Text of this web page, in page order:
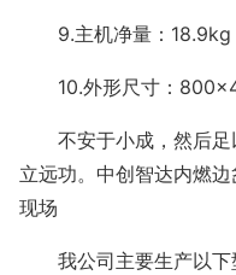
9.主机净量：18.9kg
10.外形尺寸：
不安于小成，然后足
立远功。中创智达内燃
现场
我公司主要生产以下